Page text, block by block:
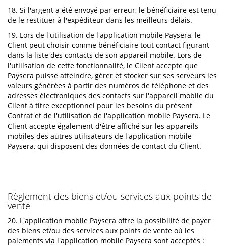
18. Si l'argent a été envoyé par erreur, le bénéficiaire est tenu
de le restituer à l'expéditeur dans les meilleurs délais.
19. Lors de l'utilisation de l'application mobile Paysera, le
Client peut choisir comme bénéficiaire tout contact figurant
dans la liste des contacts de son appareil mobile. Lors de
l'utilisation de cette fonctionnalité, le Client accepte que
Paysera puisse atteindre, gérer et stocker sur ses serveurs les
valeurs générées à partir des numéros de téléphone et des
adresses électroniques des contacts sur l'appareil mobile du
Client à titre exceptionnel pour les besoins du présent
Contrat et de l'utilisation de l'application mobile Paysera. Le
Client accepte également d'être affiché sur les appareils
mobiles des autres utilisateurs de l'application mobile
Paysera, qui disposent des données de contact du Client.
Règlement des biens et/ou services aux points de
vente
20. L'application mobile Paysera offre la possibilité de payer
des biens et/ou des services aux points de vente où les
paiements via l'application mobile Paysera sont acceptés :